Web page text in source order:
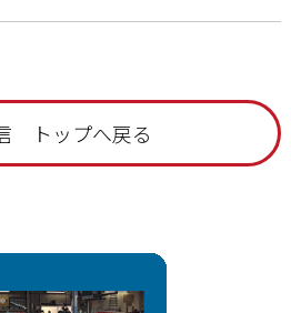
トップへ戻る